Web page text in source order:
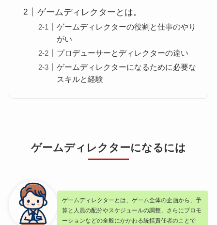
ゲームディレクターとは。
ゲームディレクターの役割と仕事のやり
がい
プロデューサーとディレクターの違い
ゲームディレクターになるために必要な
スキルと経験
ゲームディレクターになるには
ゲームディレクターとは、ゲーム全体の企画から、予
算と人員の配分やスケジュールの調整、さらにプロモ
ーションなどの全般にかかわる統括責任者のことで